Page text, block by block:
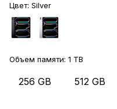
Цвет: Silver
Объем памяти: 1 TB
256 GB 512 GB